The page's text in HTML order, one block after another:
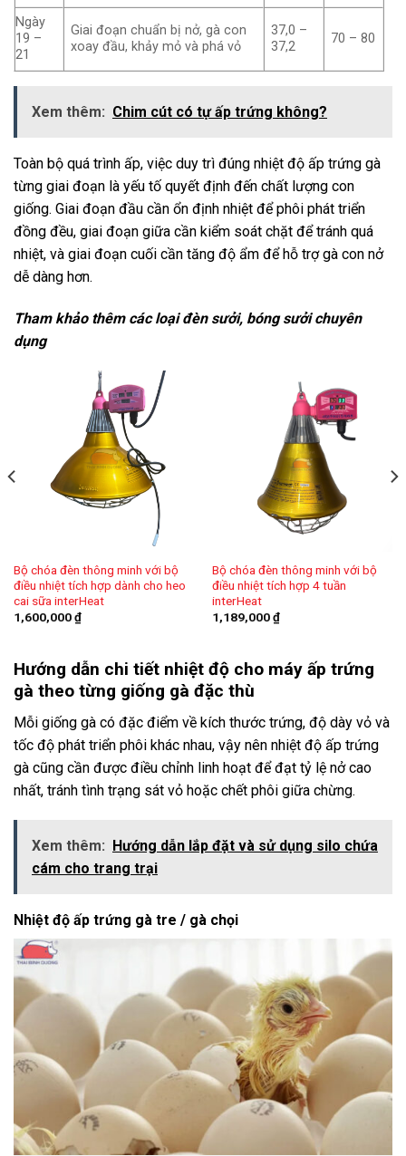
Ngày
19 –
21
Giai đoạn chuẩn bị nở, gà con
xoay đầu, khảy mỏ và phá vỏ
37,0 –
37,2
70 – 80
Xem thêm: Chim cút có tự ấp trứng không?
Toàn bộ quá trình ấp, việc duy trì đúng nhiệt độ ấp trứng gà
từng giai đoạn là yếu tố quyết định đến chất lượng con
giống. Giai đoạn đầu cần ổn định nhiệt để phôi phát triển
đồng đều, giai đoạn giữa cần kiểm soát chặt để tránh quá
nhiệt, và giai đoạn cuối cần tăng độ ẩm để hỗ trợ gà con nở
dễ dàng hơn.
Tham khảo thêm các loại đèn sưởi, bóng sưởi chuyên
dụng
Bộ chóa đèn thông minh với bộ
điều nhiệt tích hợp dành cho heo
cai sữa interHeat
1,600,000₫
Bộ chóa đèn thông minh với bộ
điều nhiệt tích hợp 4 tuần
interHeat
1,189,000₫
Hướng dẫn chi tiết nhiệt độ cho máy ấp trứng
gà theo từng giống gà đặc thù
Mỗi giống gà có đặc điểm về kích thước trứng, độ dày vỏ và
tốc độ phát triển phôi khác nhau, vậy nên nhiệt độ ấp trứng
gà cũng cần được điều chỉnh linh hoạt để đạt tỷ lệ nở cao
nhất, tránh tình trạng sát vỏ hoặc chết phôi giữa chừng.
Xem thêm:
Hướng dẫn lắp đặt và sử dụng silo chứa
cám cho trang trại
Nhiệt độ ấp trứng gà tre / gà chọi